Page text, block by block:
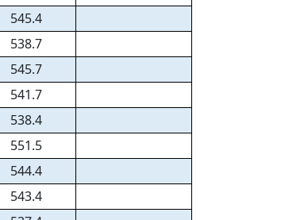
545.4
538.7
545.7
541.7
538.4
551.5
544.4
543.4